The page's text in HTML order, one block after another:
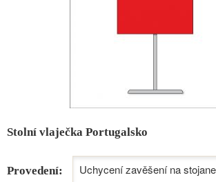
Stolní vlaječka Portugalsko
Provedení: